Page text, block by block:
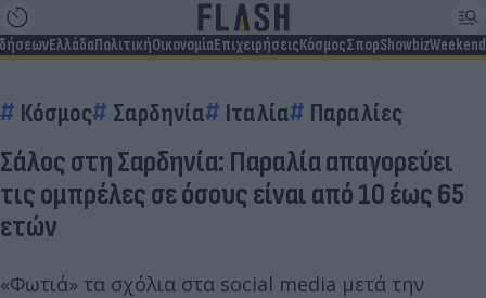
ΕλλάδαΠολιτικήΟικονομίαΕπιχειρήσειςΚόσμοςΣπορShowbizWeekend
Κόσμος Σαρδηνία Ιταλία Παραλίες
Σάλος στη Σαρδηνία: Παραλία απαγορεύει
τις ομπρέλες σε όσους είναι από 10 έως 65
ετών
«Φωτιά» τα σχόλια στα social media μετά την